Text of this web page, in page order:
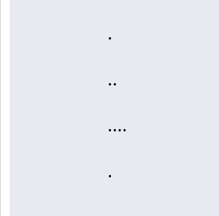
.
..
....
.